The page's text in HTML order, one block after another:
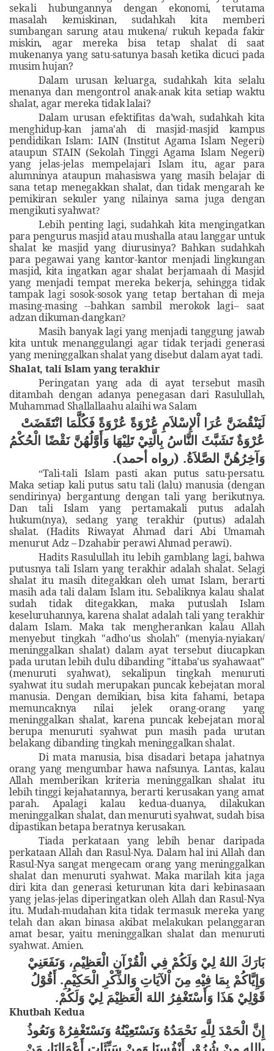
sekalihubungannya dengan ekonomi, terutama
masalah kemiskinan, sudahkah kita memberi
sumbangan sarung atau mukena/ rukuh kepada fakir
miskin, agar mereka bisa tetap shalat di saat
mukenanya yang satu-satunya basah ketika dicuci pada
musim hujan?
Dalam urusan keluarga, sudahkah kita selalu
menanya dan mengontrol anak-anak kita setiap waktu
shalat, agar mereka tidak lalai?
Dalam urusan efektifitas da’wah, sudahkah kita
menghidup-kan jama'ah di masjid-masjid kampus
pendidikan Islam: IAIN (Institut Agama Islam Negeri)
ataupun STAIN (Sekolah Tinggi Agama Islam Negeri)
yang jelas-jelas mempelajari Islam itu, agar para
alumninya ataupun mahasiswa yang masih belajar di
sana tetap menegakkan shalat, dan tidak mengarah ke
pemikiran sekuler yang nilainya sama juga dengan
mengikuti syahwat?
Lebih penting lagi, sudahkah kita mengingatkan
para pengurus masjid atau mushalla atau langgar untuk
shalat ke masjid yang diurusinya? Bahkan sudahkah
para pegawai yang kantor-kantor menjadi lingkungan
masjid, kita ingatkan agar shalat berjamaah di Masjid
yang menjadi tempat mereka bekerja, sehingga tidak
tampak lagi sosok-sosok yang tetap bertahan di meja
masing-masing --bahkan sambil merokok lagi-- saat
adzan dikuman-dangkan?
Masih banyak lagi yang menjadi tanggung jawab
kita untuk menanggulangi agar tidak terjadi generasi
yang meninggalkan shalat yang disebut dalam ayat tadi.
Shalat, tali Islam yang terakhir
Peringatan yang ada di ayat tersebut masih
ditambah dengan adanya penegasan dari Rasulullah,
Muhammad Shallallaahu alaihi wa Salam
لَيَنْقُضَنَّ عُرَا اْلإِسْلاَمِ عُرْوَةً عُرْوَةً فَكُلَّمَا انْتَقَضَتْ
عُرْوَةٌ تَشَبَّثَ النَّاسُ بِالَّتِيْ تَلِيْهَا وَأَوَّلُهُنَّ نَقْضًا الْحُكْمُ
وَآخِرُهُنَّ الصَّلاَةُ. (رواه أحمد).
“Tali-tali Islam pasti akan putus satu-persatu.
Maka setiap kali putus satu tali (lalu) manusia (dengan
sendirinya) bergantung dengan tali yang berikutnya.
Dan tali Islam yang pertamakali putus adalah
hukum(nya), sedang yang terakhir (putus) adalah
shalat. (Hadits Riwayat Ahmad dari Abi Umamah
menurut Adz – Dzahabirperawi Ahmad perawi).
Hadits Rasulullah itu lebih gamblang lagi, bahwa
putusnya tali Islam yang terakhir adalah shalat. Selagi
shalat itu masih ditegakkan oleh umat Islam, berarti
masih ada tali dalam Islam itu. Sebaliknya kalau shalat
sudah tidak ditegakkan, maka putuslah
Islam
keseluruhannya, karena shalat adalah tali yang terakhir
dalam Islam. Maka tak mengherankan kalau Allah
menyebut tingkah "adho'us sholah" (menyia-nyiakan/
meninggalkan shalat) dalam ayat tersebut diucapkan
pada urutan lebih dulu dibanding "ittaba'us syahawaat"
(menuruti syahwat), sekalipun tingkah menuruti
syahwat itu sudah merupakan puncak kebejatan moral
manusia. Dengan demikian, bisa kita fahami, betapa
memuncaknya nilai jelek orang-orang yang
meninggalkan shalat, karena puncak kebejatan moral
berupa menuruti syahwat pun masih pada urutan
belakang dibanding tingkah meninggalkan shalat.
Di mata manusia, bisa disadari betapa jahatnya
orang yang mengumbar hawa nafsunya. Lantas, kalau
Allah memberikan kriteria meninggalkan shalat itu
lebih tinggi kejahatannya, berarti kerusakan yang amat
parah. Apalagi kalau kedua-duanya, dilakukan
meninggalkan shalat, dan menuruti syahwat, sudah bisa
dipastikan betapa beratnya kerusakan.
Tiada perkataan yang lebih benar daripada
perkataan Allah dan Rasul-Nya. Dalam hal ini Allah dan
Rasul-Nya sangat mengecam orang yang meninggalkan
shalat dan menuruti syahwat. Maka marilah kita jaga
diri kita dan generasi keturunan kita dari kebinasaan
yang jelas-jelas diperingatkan oleh Allah dan Rasul-Nya
itu. Mudah-mudahan kita tidak termasuk mereka yang
telah dan akan binasa akibat melakukan pelanggaran
amat besar, yaitu meninggalkan shalat dan menuruti
syahwat. Amien.
بَارَكَ اللهُ لِيْ وَلَكُمْ فِي الْقُرْآنِ الْعَظِيْمِ، وَنَفَعَنِيْ
وَإِيَّاكُمْ بِمَا فِيْهِ مِنَ اْلآيَاتِ وَالذِّكْرِ الْحَكِيْمِ. أَقُوْلُ
قَوْلِيْ هَذَا وَأَسْتَغْفِرُ اللهَ الْعَظِيْمَ لِيْ وَلَكُمْ.
Khutbah Kedua
إِنَّ الْحَمْدَ لِلَّهِ نَحْمَدُهُ وَنَسْتَعِيْنُهُ وَنَسْتَغْفِرُهْ وَنَعُوذُ